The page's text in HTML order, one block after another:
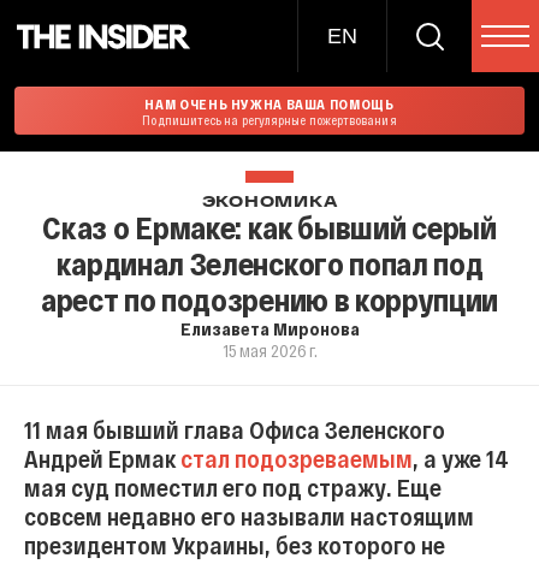
EN
НАМ ОЧЕНЬ НУЖНА ВАША ПОМОЩЬ
Подпишитесь на регулярные пожертвования
ЭКОНОМИКА
Сказ о Ермаке: как бывший серый
кардинал Зеленского попал под
арест по подозрению в коррупции
Елизавета Миронова
15 мая 2026 г.
11 мая бывший глава Офиса Зеленского
Андрей Ермак стал подозреваемым, а уже 14
мая суд поместил его под стражу. Еще
совсем недавно его называли настоящим
президентом Украины, без которого не